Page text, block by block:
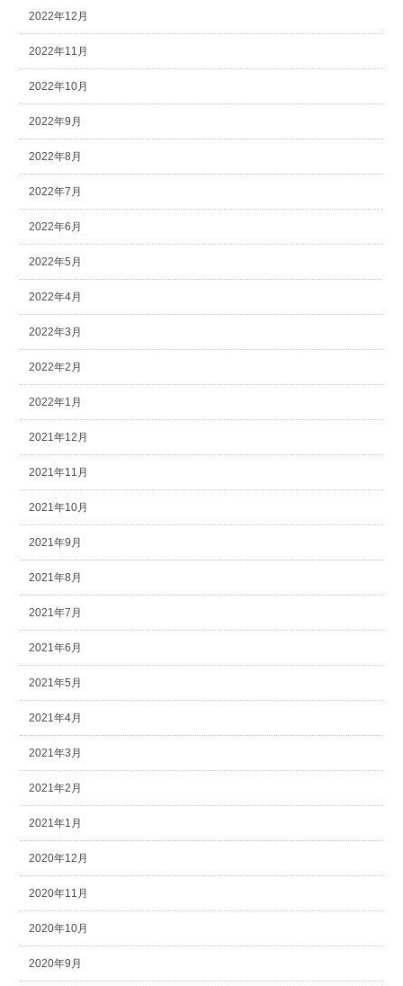
2022年12月
2022年11月
2022年10月
2022年9月
2022年8月
2022年7月
2022年6月
2022年5月
2022年4月
2022年3月
2022年2月
2022年1月
2021年12月
2021年11月
2021年10月
2021年9月
2021年8月
2021年7月
2021年6月
2021年5月
2021年4月
2021年3月
2021年2月
2021年1月
2020年12月
2020年11月
2020年10月
2020年9月